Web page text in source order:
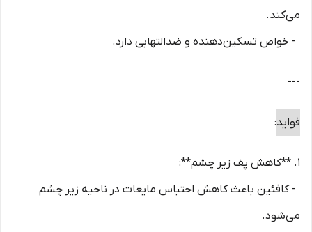
می‌کند.
- خواص تسکین‌دهنده و ضدالتهابی دارد.
---
فواید:
1. **کاهش پف زیر چشم**:
- کافئین باعث کاهش احتباس مایعات در ناحیه زیر چشم
می‌شود.